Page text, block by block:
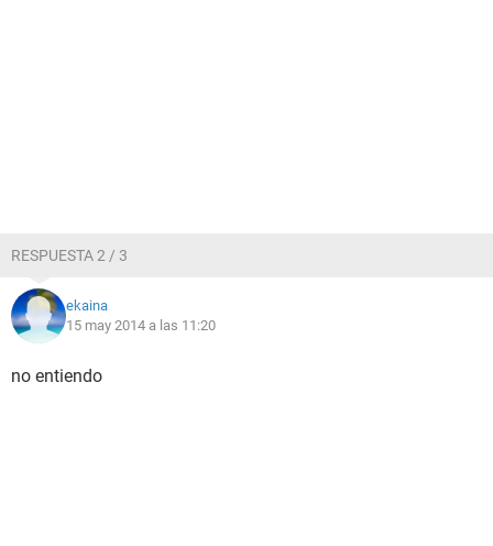
RESPUESTA 2 / 3
ekaina
15 may 2014 a las 11:20
no entiendo